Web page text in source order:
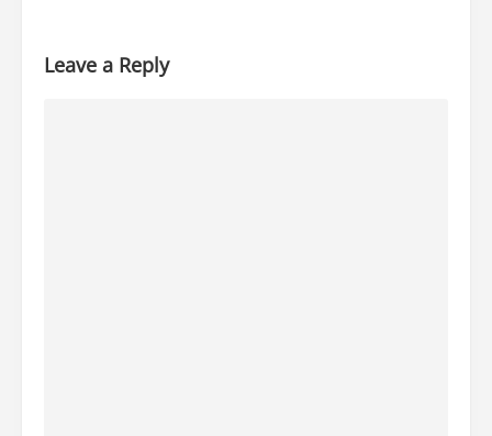
Leave a Reply